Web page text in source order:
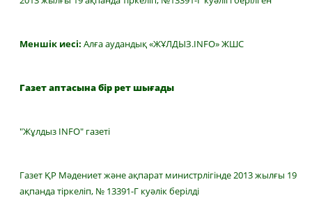
Меншік иесі: Алға аудандық «ЖҰЛДЫЗ.INFO» ЖШС
Газет аптасына бір рет шығады
"Жұлдыз INFO" газеті
Газет ҚР Мәдениет және ақпарат министрлігінде 2013 жылғы 19
ақпанда тіркеліп, № 13391-Г куәлік берілді